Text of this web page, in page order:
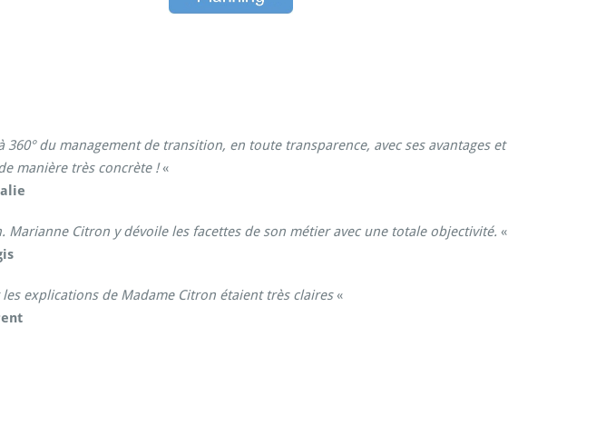
du management de transition, en toute transparence, avec ses avantages et
manière très concrète !«
Citron y dévoile les facettes de son métier avec une totale objectivité. «
explications de Madame Citron étaient très claires«